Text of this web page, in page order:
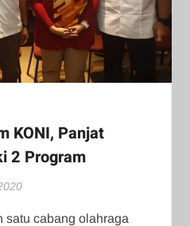
KONI, Panjat
2 Program
satu cabang olahraga